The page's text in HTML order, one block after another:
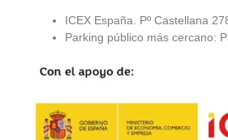
ICEX España. Pº Castellana
Parking público más cercano: